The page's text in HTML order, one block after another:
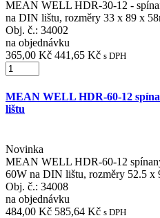
MEAN WELL HDR-30-12 -
na DIN lištu, rozměry 33 x 89 x
Obj. č.: 34002
na objednávku
365,00 Kč 441,65 Kč s DPH
MEAN WELL HDR-60-12
lištu
Novinka
MEAN WELL HDR-60-12
60W na DIN lištu, rozměry 52.5 x
Obj. č.: 34008
na objednávku
484,00 Kč 585,64 Kč s DPH